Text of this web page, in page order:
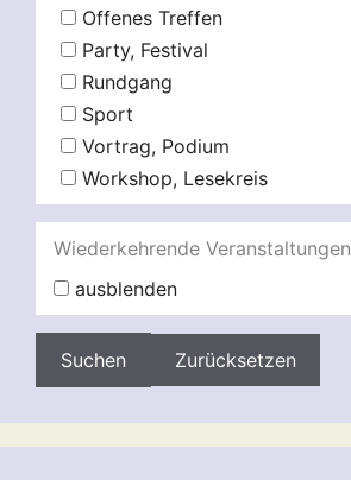
Offenes Treffen
Party, Festival
Rundgang
Sport
Vortrag, Podium
Workshop, Lesekreis
Wiederkehrende Veranstaltungen
ausblenden
Zurücksetzen